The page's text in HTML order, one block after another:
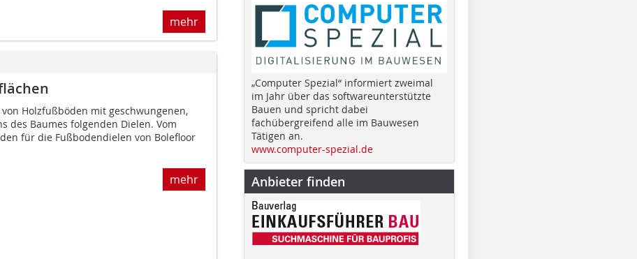
mehr
Holzfußböden mit geschwungenen,
des Baumes folgenden Dielen. Vom
für die Fußbodendielen von Bolefloor
mehr
„Computer Spezial“ informiert zweimal
im Jahr über das softwareunterstützte
Bauen und spricht dabei
fachübergreifend alle im Bauwesen
Tätigen an.
www.computer-spezial.de
Anbieter finden